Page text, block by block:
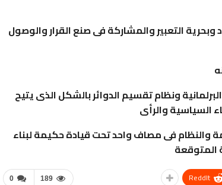
التعبير والمشاركة فى صنع القرار والوصول
ونظام تقسيم الدوائر بالشكل الذى يتيح
السياسية والرأى
والنظام فى مصاف واحد تحت قيادة حكيمة لبناء
المتوقعة
0 189 ReddIt